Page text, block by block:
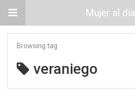
Mujer al día
Browsing tag
veraniego